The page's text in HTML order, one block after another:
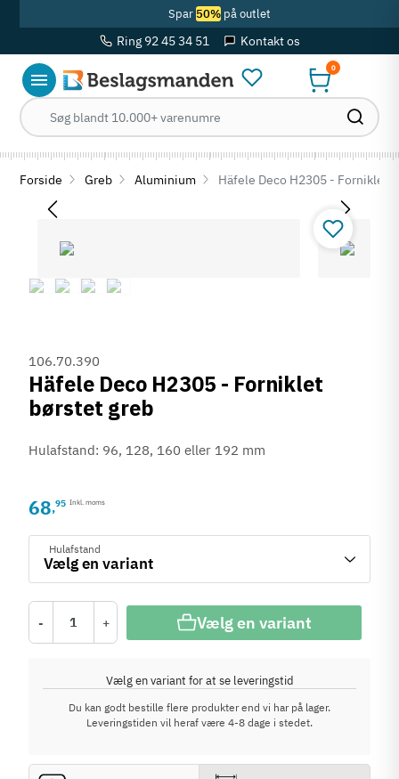
Spar 50%på outlet
Ring 92 45 34 51 Kontakt os
0
Forside Greb Aluminium Häfele Deco H2305 - Forniklet
106.70.390
Häfele Deco H2305 - Forniklet
børstet greb
Hulafstand: 96, 128, 160 eller 192 mm
68,95 Inkl. moms
Hulafstand
- + Vælg en variant
Vælg en variant for at se leveringstid
Du kan godt bestille flere produkter end vi har på lager.
Leveringstiden vil heraf være 4-8 dage i stedet.